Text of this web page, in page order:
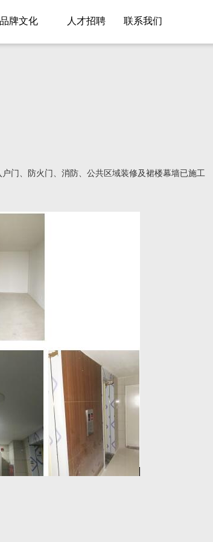
品牌文化 人才招聘 联系我们
、防火门、消防、公共区域装修及裙楼幕墙已施工